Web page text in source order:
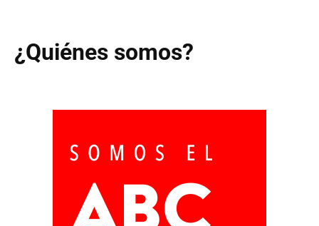
¿Quiénes somos?